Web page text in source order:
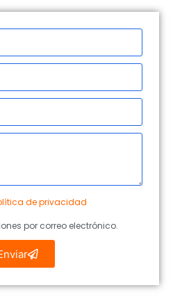
de privacidad
por correo electrónico.